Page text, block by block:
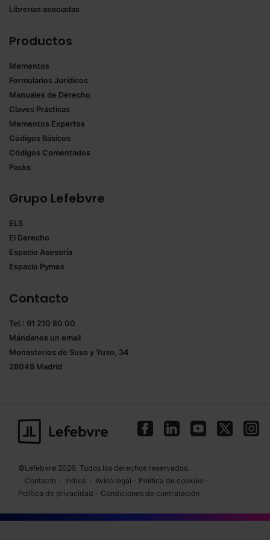
Librerías asociadas
Productos
Mementos
Formularios Jurídicos
Manuales de Derecho
Claves Prácticas
Mementos Expertos
Códigos Básicos
Códigos Comentados
Packs
Grupo Lefebvre
ELS
El Derecho
Espacio Asesoría
Espacio Pymes
Contacto
Tel.: 91 210 80 00
Mándanos un email
Monasterios de Suso y Yuso, 34
28049 Madrid
©Lefebvre 2026. Todos los derechos reservados.
Contacto · Índice · Aviso legal · Política de cookies ·
Política de privacidad · Condiciones de contratación